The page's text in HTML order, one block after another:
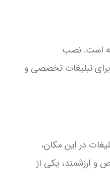
است. نصب
برای تبلیغات تخصصی و
در این مکان،
و ارزشمند، یکی از